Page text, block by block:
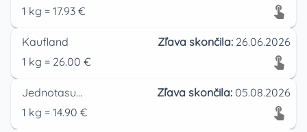
1 kg = 17.93 €
Kaufland Zľava skončila: 26.06.2026
1 kg = 26.00 €
Jednotasupermarket Zľava skončila: 05.08.2026
1 kg = 14.90 €